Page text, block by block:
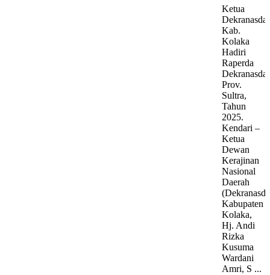
Ketua
Dekranasda
Kab.
Kolaka
Hadiri
Raperda
Dekranasda
Prov.
Sultra,
Tahun
2025.
Kendari –
Ketua
Dewan
Kerajinan
Nasional
Daerah
Kabupaten
Kolaka,
Hj. Andi
Rizka
Kusuma
Wardani
Amri, S ...